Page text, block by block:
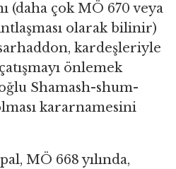
(daha çok MÖ 670 veya
olarak bilinir)
kardeşleriyle
önlemek
Shamash-shum-
kararnamesini
MÖ 668 yılında,